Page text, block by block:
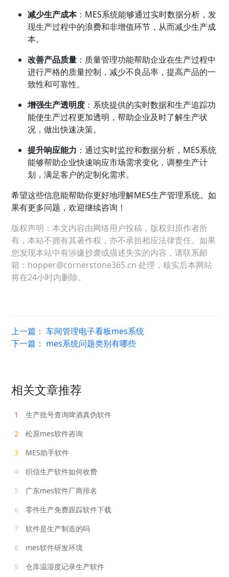
减少生产成本：MES系统能够通过实时数据分析，发
现生产过程中的浪费和非增值环节，从而减少生产成
本。
改善产品质量 ：质量管理功能帮助企业在生产过程中
进行严格的质量控制，减少不良品率，提高产品的一
致性和可靠性。
增强生产透明度 ：系统提供的实时数据和生产追踪功
能使生产过程更加透明，帮助企业及时了解生产状
况，做出快速决策。
提升响应能力 ：通过实时监控和数据分析，MES系统
能够帮助企业快速响应市场需求变化，调整生产计
划，满足客户的定制化需求。
希望这些信息能帮助你更好地理解MES生产管理系统。如
果有更多问题，欢迎继续咨询！
版权声明：本文内容由网络用户投稿，版权归原作者所
有，本站不拥有其著作权，亦不承担相应法律责任。如果
您发现本站中有涉嫌抄袭或描述失实的内容，请联系邮
箱：hopper@cornerstone365.cn 处理，核实后本网站
将在24小时内删除。
上一篇：车间管理电子看板mes系统
下一篇： mes系统问题类别有哪些
相关文章推荐
1
生产批号查询啤酒真伪软件
2
松原mes软件咨询
3
MES助手软件
4
织信生产软件如何收费
5
广东mes软件厂商排名
6
零件生产免费跟踪软件下载
7
软件是生产制造的吗
8
mes软件研发环境
9
仓库温湿度记录生产软件